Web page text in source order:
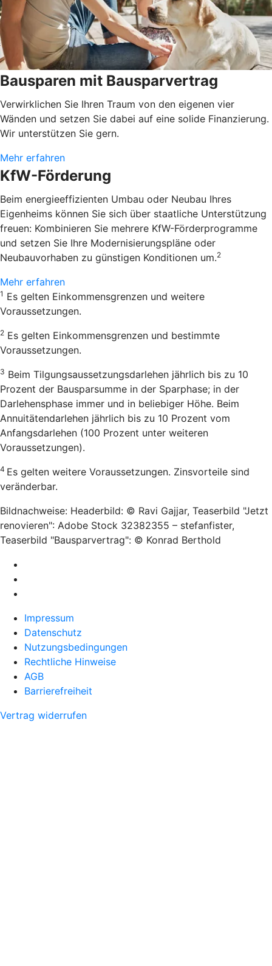
Bausparen mit Bausparvertrag
Verwirklichen Sie Ihren Traum von den eigenen vier
Wänden und setzen Sie dabei auf eine solide Finanzierung.
Wir unterstützen Sie gern.
Mehr erfahren
KfW-Förderung
Beim energieeffizienten Umbau oder Neubau Ihres
Eigenheims können Sie sich über staatliche Unterstützung
freuen: Kombinieren Sie mehrere KfW-Förderprogramme
und setzen Sie Ihre Modernisierungspläne oder
Neubauvorhaben zu günstigen Konditionen um.2
Mehr erfahren
1 Es gelten Einkommensgrenzen und weitere
Voraussetzungen.
2 Es gelten Einkommensgrenzen und bestimmte
Voraussetzungen.
3 Beim Tilgungsaussetzungsdarlehen jährlich bis zu 10
Prozent der Bausparsumme in der Sparphase; in der
Darlehensphase immer und in beliebiger Höhe. Beim
Annuitätendarlehen jährlich bis zu 10 Prozent vom
Anfangsdarlehen (100 Prozent unter weiteren
Voraussetzungen).
4 Es gelten weitere Voraussetzungen. Zinsvorteile sind
veränderbar.
Bildnachweise: Headerbild: © Ravi Gajjar, Teaserbild "Jetzt
renovieren": Adobe Stock 32382355 – stefanfister,
Teaserbild "Bausparvertrag": © Konrad Berthold
Impressum
Datenschutz
Nutzungsbedingungen
Rechtliche Hinweise
AGB
Barrierefreiheit
Vertrag widerrufen